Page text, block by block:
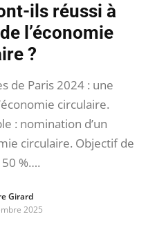
ils réussi à
l’économie
?
de Paris 2024 : une
circulaire.
: nomination d’un
circulaire. Objectif de
%….
Girard
2025